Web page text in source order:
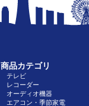
商品カテゴリ
テレビ
レコーダー
オーディオ機器
エアコン・季節家電